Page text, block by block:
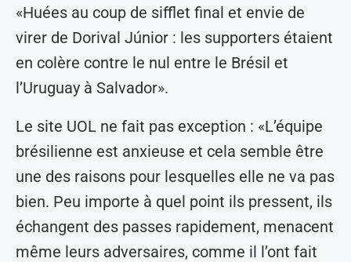
«Huées au coup de sifflet final et envie de
virer de Dorival Júnior : les supporters étaient
en colère contre le nul entre le Brésil et
l’Uruguay à Salvador».
Le site UOL ne fait pas exception : «L’équipe
brésilienne est anxieuse et cela semble être
une des raisons pour lesquelles elle ne va pas
bien. Peu importe à quel point ils pressent, ils
échangent des passes rapidement, menacent
même leurs adversaires, comme il l’ont fait